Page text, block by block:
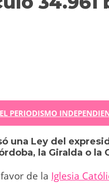
PERIODISMO
una Ley del
la Giralda o la
de la Iglesia